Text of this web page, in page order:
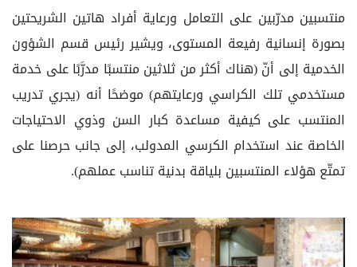
منتسبين مدرّبين على التعامل ورعاية أفراد هاتين الشريحتين
بصورة إنسانية رفيعة المستوى، ويشير رئيس قسم الشؤون
الخدمية إلى أنّ (هناك أكثر من ثلاثين منتسبًا مدرَّبًا على خدمة
مستخدمي تلك الكراسي ورعايتهم) موضحًا أنه (يجري تدريب
المنتسب على كيفية مساعدة كبار السن وذوي الاحتياجات
الخاصة عند استخدام الكرسي المدولب، إلى جانب حرصنا على
تمتّع هؤلاء المنتسبين بلياقة بدنية تناسب عملهم).